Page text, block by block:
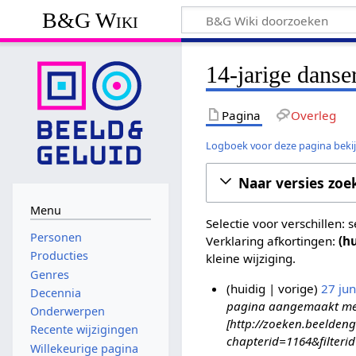
B&G Wiki
14-jarige
Pagina Overleg
Logboek voor deze pagina
Naar versies
Selectie voor verschillen:
Verklaring afkortingen:
kleine wijziging.
huidig vorige 27
pagina aangemaakt
[http://
Menu
Personen
Producties
Genres
Decennia
Onderwerpen
Recente wijzigingen
Willekeurige pagina